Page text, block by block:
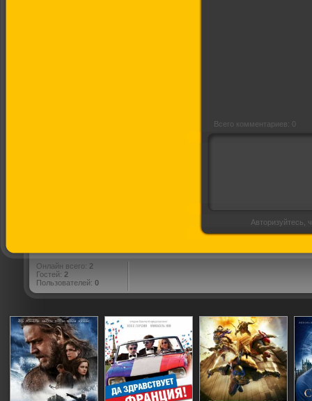
Всего комментариев: 0
Авторизуйтесь,
Онлайн всего: 2
Гостей: 2
Пользователей: 0